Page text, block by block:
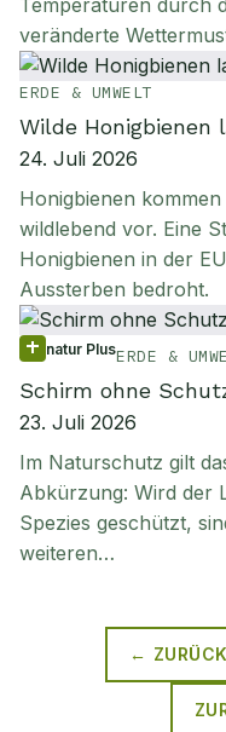
Temperaturen durch
veränderte
ERDE & UMWELT
Wilde Honigbienen
24. Juli 2026
Honigbienen
wildlebend vor. Eine
Honigbienen in der
Aussterben bedroht.
natur PlusERDE &
Schirm ohne
23. Juli 2026
Im Naturschutz gilt
Abkürzung: Wird der
Spezies geschützt,
weiteren…
←